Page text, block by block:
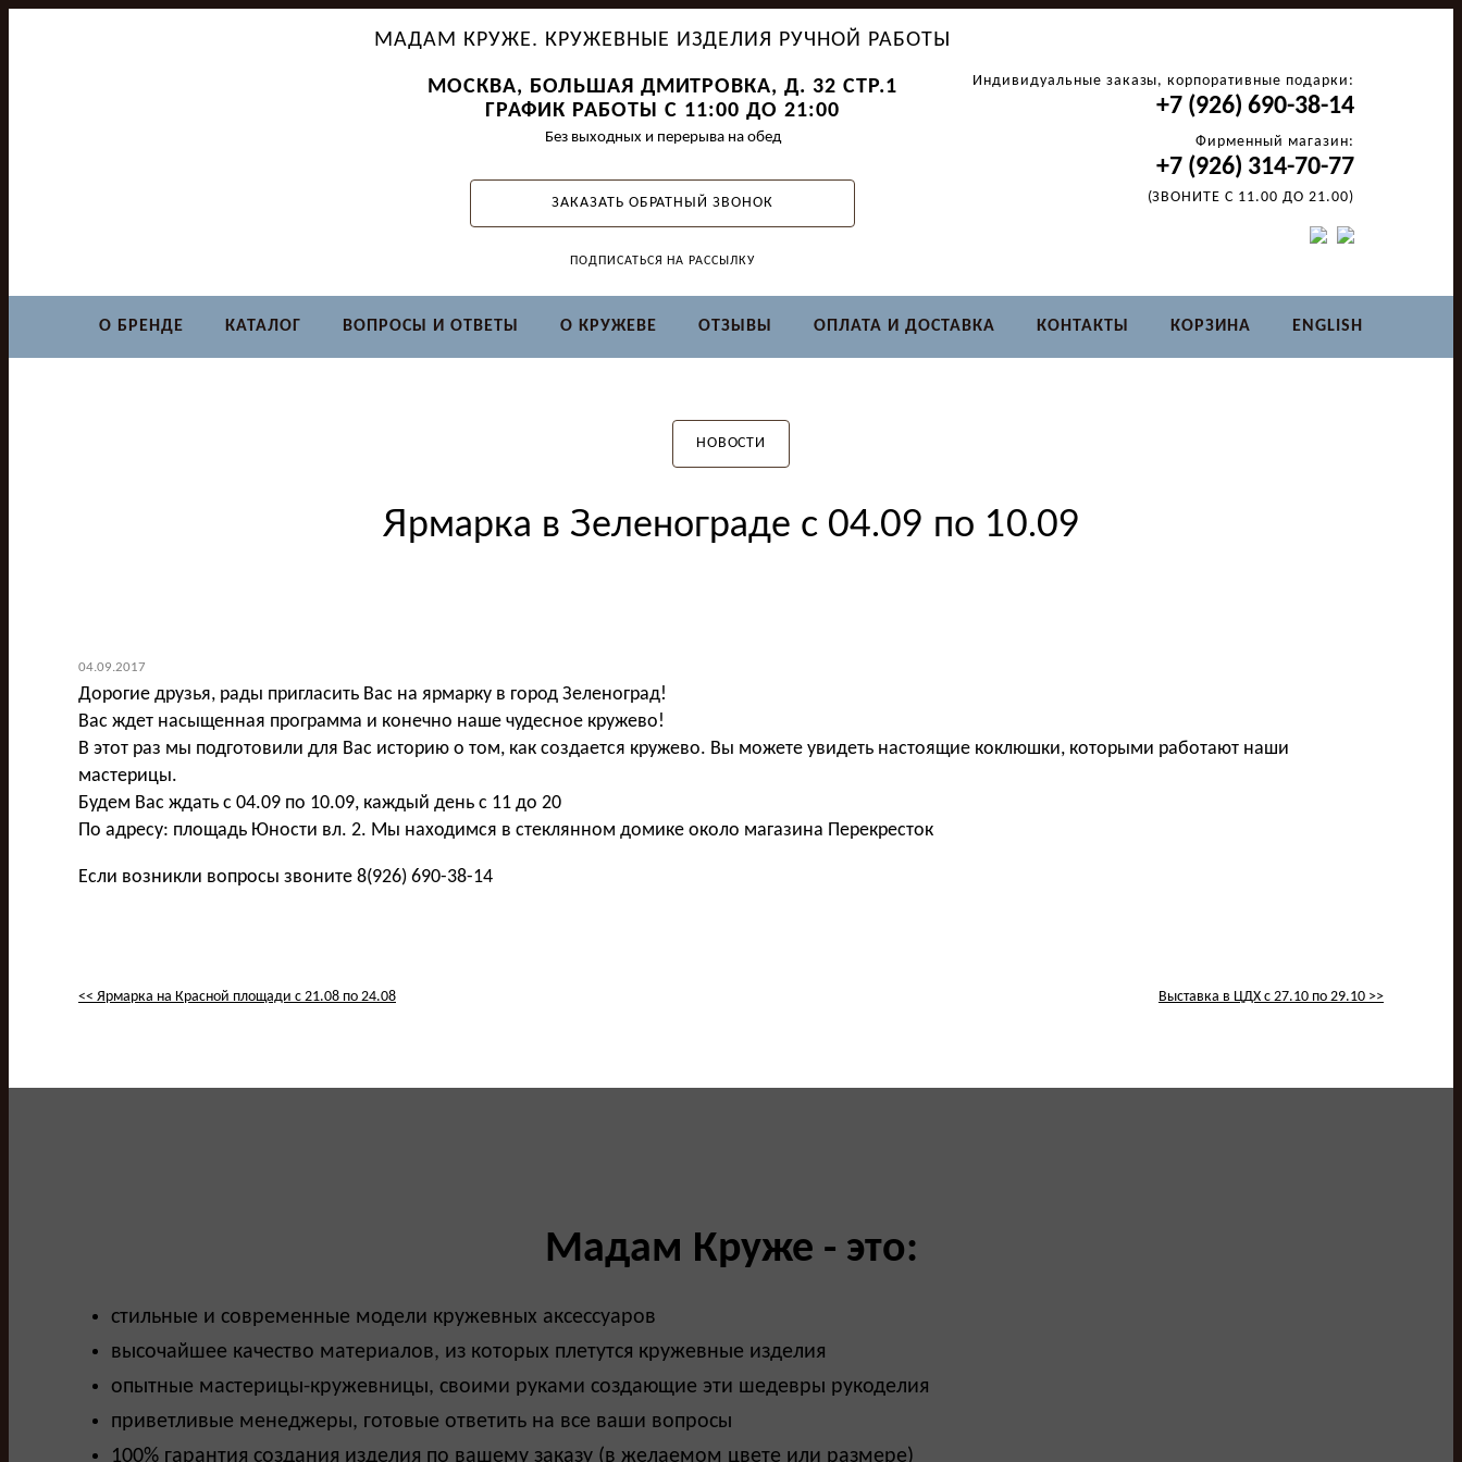
МАДАМ КРУЖЕ. КРУЖЕВНЫЕ ИЗДЕЛИЯ РУЧНОЙ РАБОТЫ
МОСКВА, БОЛЬШАЯ ДМИТРОВКА, Д. 32 СТР.1
ГРАФИК РАБОТЫ С 11:00 ДО 21:00
Без выходных и перерыва на обед
ЗАКАЗАТЬ ОБРАТНЫЙ ЗВОНОК
ПОДПИСАТЬСЯ НА РАССЫЛКУ
Индивидуальные заказы, корпоративные подарки:
+7 (926) 690-38-14
Фирменный магазин:
+7 (926) 314-70-77
(ЗВОНИТЕ С 11.00 ДО 21.00)
О БРЕНДЕ КАТАЛОГ ВОПРОСЫ И ОТВЕТЫ О КРУЖЕВЕ ОТЗЫВЫ ОПЛАТА И ДОСТАВКА КОНТАКТЫ КОРЗИНА ENGLISH
НОВОСТИ
Ярмарка в Зеленограде с 04.09 по 10.09
04.09.2017
Дорогие друзья, рады пригласить Вас на ярмарку в город Зеленоград!
Вас ждет насыщенная программа и конечно наше чудесное кружево!
В этот раз мы подготовили для Вас историю о том, как создается кружево. Вы можете увидеть настоящие коклюшки, которыми работают наши
мастерицы.
Будем Вас ждать с 04.09 по 10.09, каждый день с 11 до 20
По адресу: площадь Юности вл. 2. Мы находимся в стеклянном домике около магазина Перекресток
Если возникли вопросы звоните 8(926) 690-38-14
Выставка в ЦДХ с 27.10 по 29.10 >>
<< Ярмарка на Красной площади с 21.08 по 24.08
Мадам Круже - это:
стильные и современные модели кружевных аксессуаров
высочайшее качество материалов, из которых плетутся кружевные изделия
опытные мастерицы-кружевницы, своими руками создающие эти шедевры рукоделия
приветливые менеджеры, готовые ответить на все ваши вопросы
100% гарантия создания изделия по вашему заказу (в желаемом цвете или размере)